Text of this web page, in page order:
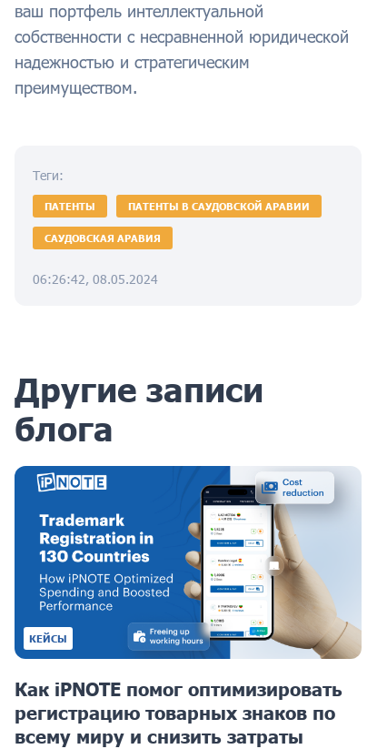
ваш портфель интеллектуальной
собственности с несравненной юридической
надежностью и стратегическим
преимуществом.
Теги:
ПАТЕНТЫ ПАТЕНТЫ В САУДОВСКОЙ АРАВИИ
САУДОВСКАЯ АРАВИЯ
06:26:42, 08.05.2024
Другие записи
блога
КЕЙСЫ
Как iPNOTE помог оптимизировать
регистрацию товарных знаков по
всему миру и снизить затраты